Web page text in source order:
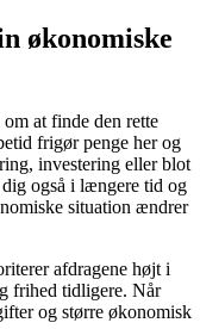
økonomiske
at finde den rette
frigør penge her og
investering eller blot
også i længere tid og
situation ændrer
afdragene højt i
frihed tidligere. Når
og større økonomisk